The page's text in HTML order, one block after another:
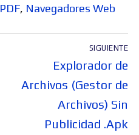
, Navegadores Web
SIGUIENTE
Entrada
siguiente:
Explorador de
Archivos (Gestor de
Archivos) Sin
Publicidad .Apk